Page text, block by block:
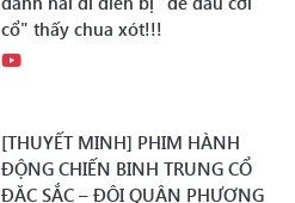
cổ" thấy chua xót!!!
[THUYẾT MINH] PHIM HÀNH
ĐỘNG CHIẾN BINH TRUNG CỔ
ĐẶC SẮC – ĐỘI QUÂN PHƯƠNG